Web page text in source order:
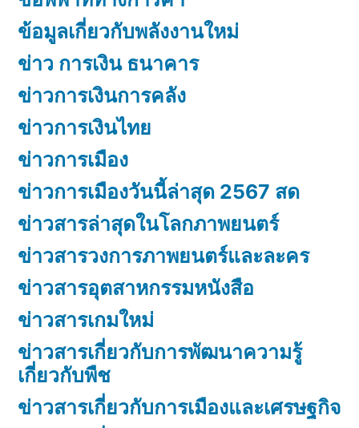
ข้อมูลเกี่ยวกับพลังงานใหม่
ข่าว การเงิน ธนาคาร
ข่าวการเงินการคลัง
ข่าวการเงินไทย
ข่าวการเมือง
ข่าวการเมืองวันนี้ล่าสุด 2567 สด
ข่าวสารล่าสุดในโลกภาพยนตร์
ข่าวสารวงการภาพยนตร์และละคร
ข่าวสารอุตสาหกรรมหนังสือ
ข่าวสารเกมใหม่
ข่าวสารเกี่ยวกับการพัฒนาความรู้
เกี่ยวกับพืช
ข่าวสารเกี่ยวกับการเมืองและเศรษฐกิจ